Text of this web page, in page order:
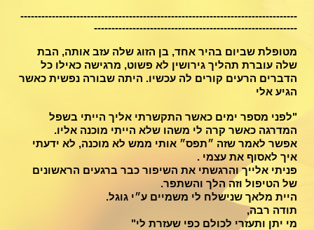
-------------------------------------------------------------------------------
----------------------------------------------------------
מטופלת שביום בהיר אחד, בן הזוג שלה עזב אותה, הבת
שלה עוברת תהליך גירושין לא פשוט, מרגישה כאילו כל
הדברים הרעים קורים לה עכשיו. היתה שבורה נפשית כאשר
הגיע אלי
"לפני מספר ימים כאשר התקשרתי אליך הייתי בשפל
המדרגה כאשר קרה לי משהו שלא הייתי מוכנה אליו.
אפשר לאמר שזה ״תפס״ אותי ממש לא מוכנה, לא ידעתי
איך לאסוף את עצמי .
פניתי אלייך והרגשתי את השיפור כבר ברגעים הראשונים
של הטיפול וזה הלך והשתפר.
היית מלאך שנישלח לי משמיים ע״י גוגל.
תודה רבה,
מי יתן ותעזרי לכולם כפי שעזרת לי"